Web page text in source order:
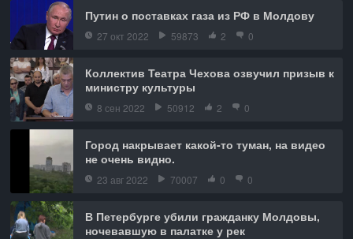
Путин о поставках газа из РФ в Молдову
27 окт 2022 59873 2 0
Коллектив Театра Чехова озвучил призыв к
министру культуры
8 сен 2022 50912 2 0
Город накрывает какой-то туман, на видео
не очень видно.
23 авг 2022 70007 0 0
В Петербурге убили гражданку Молдовы,
ночевавшую в палатке у рек